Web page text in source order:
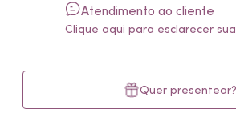
Atendimento ao cliente
Clique aqui para esclarecer
Quer presentear?